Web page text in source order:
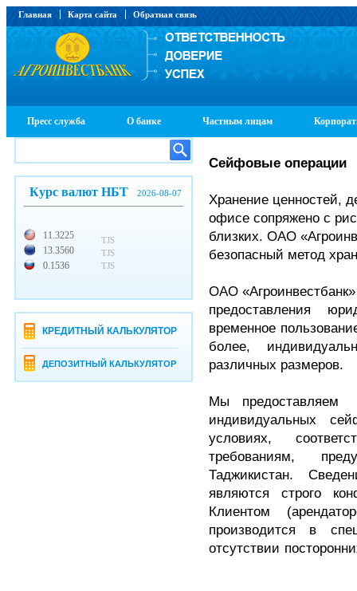
Главная Карта сайта Обратная связь
Пресс служба О банке Частным лицам
Курс валют НБТ 2026-08-07
11.3225
13.3560
0.1536
TJS
TJS
TJS
КРЕДИТНЫЙ КАЛЬКУЛЯТОР
ДЕПОЗИТНЫЙ КАЛЬКУЛЯТОР
Сейфовые операции
Хранение ценностей,
офисе сопряжено с
близких. ОАО
безопасный метод
ОАО
предоставления
временное
более,
различных размеров.
Мы
индивидуальных
условиях,
требованиям,
Таджикистан.
являются строго
Клиентом
производится в
отсутствии